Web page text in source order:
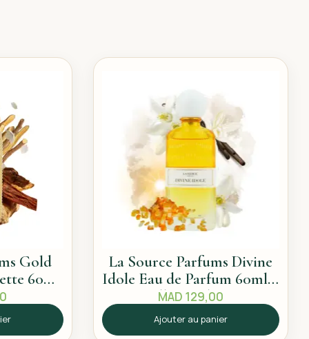
Gold
60ml
La Source Parfums Divine
Idole Eau de Parfum 60ml –
Sillage solaire
MAD 129,00
Ajouter au panier